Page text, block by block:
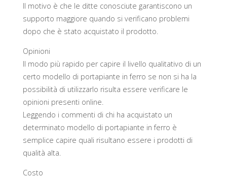
Il motivo è che le ditte conosciute garantiscono un
supporto maggiore quando si verificano problemi
dopo che è stato acquistato il prodotto.
Opinioni
Il modo più rapido per capire il livello qualitativo di un
certo modello di portapiante in ferro se non si ha la
possibilità di utilizzarlo risulta essere verificare le
opinioni presenti online.
Leggendo i commenti di chi ha acquistato un
determinato modello di portapiante in ferro è
semplice capire quali risultano essere i prodotti di
qualità alta.
Costo